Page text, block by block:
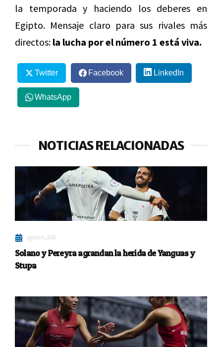
la temporada y haciendo los deberes en
Egipto. Mensaje claro para sus rivales más
directos: la lucha por el número 1 está viva.
Twitter Facebook LinkedIn
WhatsApp
NOTICIAS RELACIONADAS
agosto 6, 2026
Solano y Pereyra agrandan la herida de Yanguas y
Stupa